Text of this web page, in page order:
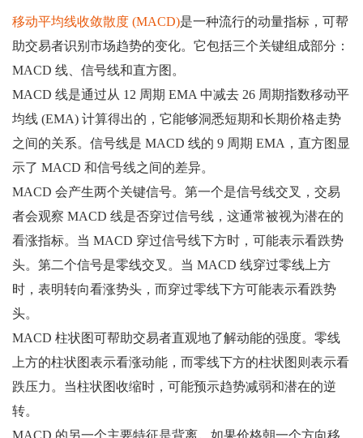
移动平均线收敛散度 (MACD)是一种流行的动量指标，可帮
助交易者识别市场趋势的变化。它包括三个关键组成部分：
MACD 线、信号线和直方图。
MACD 线是通过从 12 周期 EMA 中减去 26 周期指数移动平
均线 (EMA) 计算得出的，它能够洞悉短期和长期价格走势
之间的关系。信号线是 MACD 线的 9 周期 EMA，直方图显
示了 MACD 和信号线之间的差异。
MACD 会产生两个关键信号。第一个是信号线交叉，交易
者会观察 MACD 线是否穿过信号线，这通常被视为潜在的
看涨指标。当 MACD 穿过信号线下方时，可能表示看跌势
头。第二个信号是零线交叉。当 MACD 线穿过零线上方
时，表明转向看涨势头，而穿过零线下方可能表示看跌势
头。
MACD 柱状图可帮助交易者直观地了解动能的强度。零线
上方的柱状图表示看涨动能，而零线下方的柱状图则表示看
跌压力。当柱状图收缩时，可能预示趋势减弱和潜在的逆
转。
MACD 的另一个主要特征是背离。如果价格朝一个方向移